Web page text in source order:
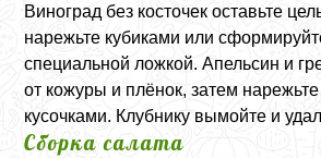
Виноград без косточек оставьте
нарежьте кубиками или
специальной ложкой. Апельсин и
от кожуры и плёнок, затем
кусочками. Клубнику вымойте и
Сборка салата